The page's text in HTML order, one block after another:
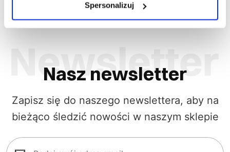
Spersonalizuj
Nasz newsletter
Zapisz się do naszego newslettera, aby na
bieżąco śledzić nowości w naszym sklepie